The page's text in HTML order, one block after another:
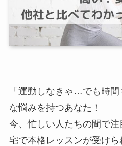
「運動しなきゃ…でも時
な悩みを持つあなた！
今、忙しい人たちの間で
宅で本格レッスンが受けら